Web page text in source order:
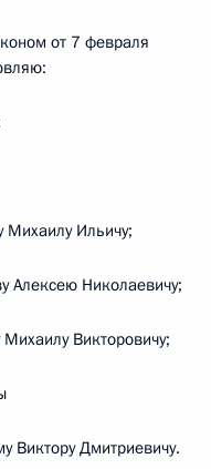
от 7 февраля
Михаилу Ильичу;
Алексею Николаевичу;
Викторовичу;
Виктору Дмитриевичу.